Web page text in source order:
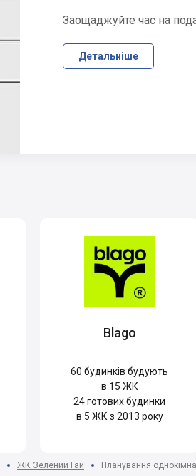
Заощаджуйте час на
Детальніше
Blago
60 будинків будують
в 15 ЖК
24готових будинки
в 5 ЖК з 2013 року
ЖК Зелений Гай Планування